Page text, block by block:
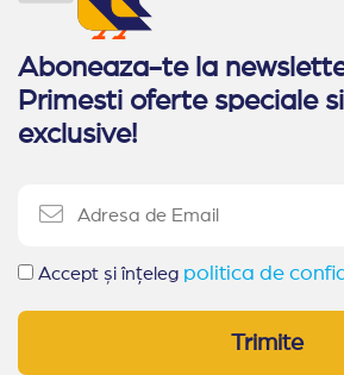
Aboneaza-te la
Primesti oferte speciale
exclusive!
Accept și înțeleg politica de
Trimite